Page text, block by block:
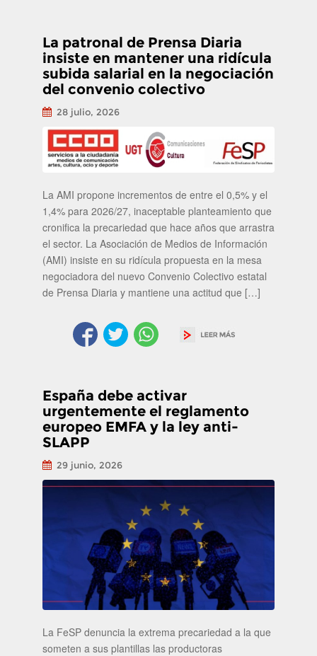
La patronal de Prensa Diaria
insiste en mantener una ridícula
subida salarial en la negociación
del convenio colectivo
28 julio, 2026
La AMI propone incrementos de entre el 0,5% y el
1,4% para 2026/27, inaceptable planteamiento que
cronifica la precariedad que hace años que arrastra
el sector. La Asociación de Medios de Información
(AMI) insiste en su ridícula propuesta en la mesa
negociadora del nuevo Convenio Colectivo estatal
de Prensa Diaria y mantiene una actitud que […]
España debe activar
urgentemente el reglamento
europeo EMFA y la ley anti-
SLAPP
29 junio, 2026
La FeSP denuncia la extrema precariedad a la que
someten a sus plantillas las productoras